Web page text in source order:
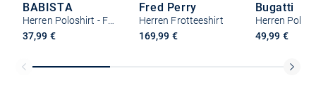
BABISTA
Herren Poloshirt - FIOREZZA
37,99 €
Fred Perry
Herren Frotteeshirt
169,99 €
Bugatti
Herren
49,99 €